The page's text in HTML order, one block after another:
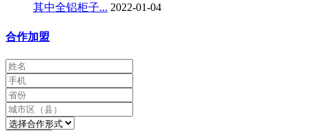
其中全铝柜子... 2022-01-04
合作加盟